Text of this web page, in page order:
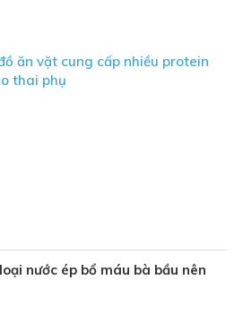
ăn vặt cung cấp nhiều protein
thai phụ
nước ép bổ máu bà bầu nên